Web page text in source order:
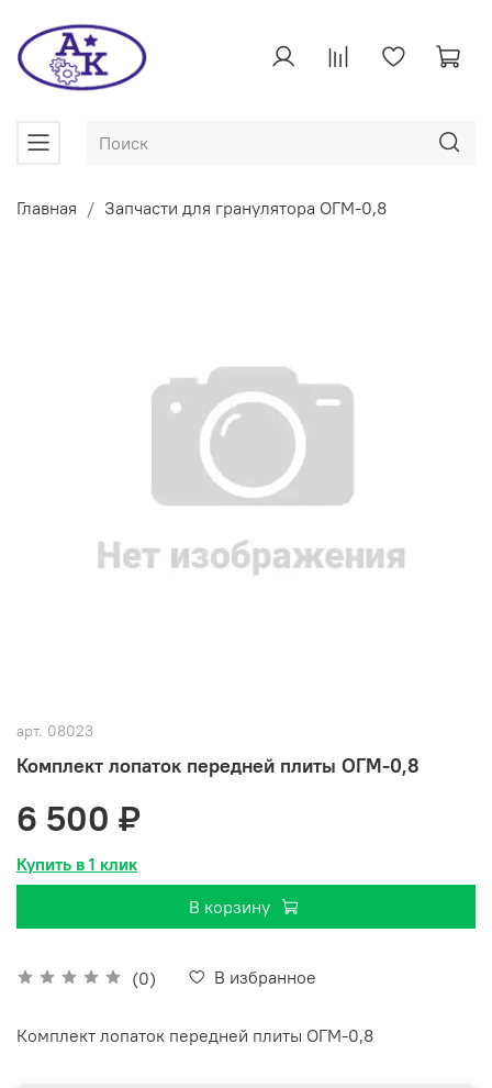
Главная Запчасти для гранулятора ОГМ-0,8
арт. 08023
Комплект лопаток передней плиты ОГМ-0,8
(0) В избранное
6 500 ₽
Купить в 1 клик
В корзину
Комплект лопаток передней плиты ОГМ-0,8